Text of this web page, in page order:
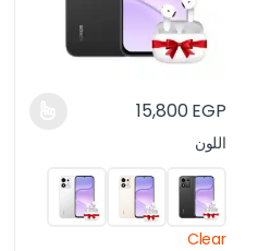
15,800EGP
اللون
Clear